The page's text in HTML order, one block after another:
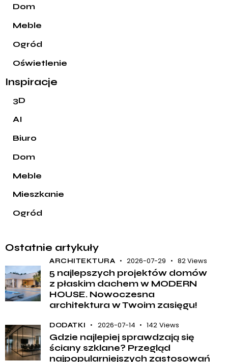
Dom
Meble
Ogród
Oświetlenie
Inspiracje
3D
AI
Biuro
Dom
Meble
Mieszkanie
Ogród
Ostatnie artykuły
ARCHITEKTURA 2026-07-29 82 Views
5 najlepszych projektów domów
z płaskim dachem w MODERN
HOUSE. Nowoczesna
architektura w Twoim zasięgu!
DODATKI 2026-07-14 142 Views
Gdzie najlepiej sprawdzają się
ściany szklane? Przegląd
najpopularniejszych zastosowań